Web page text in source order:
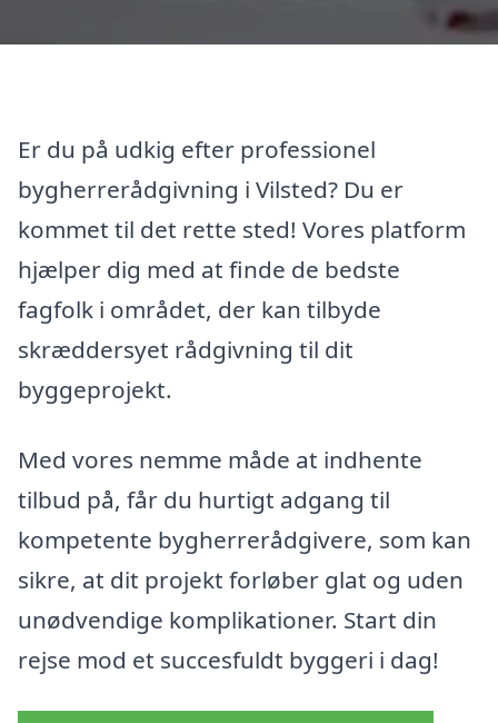
Er du på udkig efter professionel
bygherrerådgivning i Vilsted? Du er
kommet til det rette sted! Vores platform
hjælper dig med at finde de bedste
fagfolk i området, der kan tilbyde
skræddersyet rådgivning til dit
byggeprojekt.
Med vores nemme måde at indhente
tilbud på, får du hurtigt adgang til
kompetente bygherrerådgivere, som kan
sikre, at dit projekt forløber glat og uden
unødvendige komplikationer. Start din
rejse mod et succesfuldt byggeri i dag!